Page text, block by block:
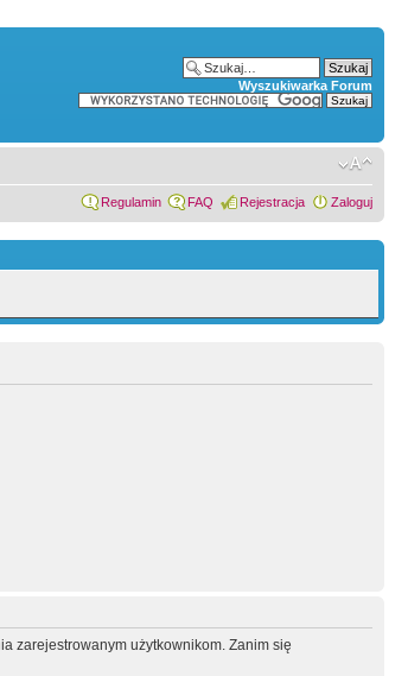
Wyszukiwarka Forum
Regulamin FAQ Rejestracja Zaloguj
zarejestrowanym użytkownikom. Zanim się